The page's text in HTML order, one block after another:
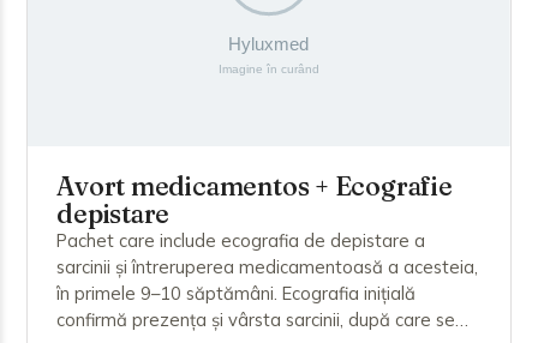
Avort medicamentos + Ecografie
depistare
Pachet care include ecografia de depistare a
sarcinii și întreruperea medicamentoasă a acesteia,
în primele 9–10 săptămâni. Ecografia inițială
confirmă prezența și vârsta sarcinii, după care se